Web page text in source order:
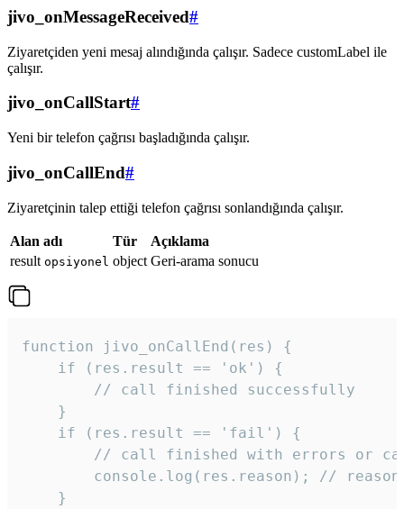
jivo_onMessageReceived#
Ziyaretçiden yeni mesaj alındığında çalışır. Sadece customLabel ile
çalışır.
jivo_onCallStart#
Yeni bir telefon çağrısı başladığında çalışır.
jivo_onCallEnd#
Ziyaretçinin talep ettiği telefon çağrısı sonlandığında çalışır.
Alan adı Tür
Açıklama
result opsiyonel object Geri-arama sonucu
function jivo_onCallEnd(res) {
    if (res.result == 'ok') {
        // call finished successfully
    }
    if (res.result == 'fail') {
// call finished with errors or
console.log(res.reason); //
    }